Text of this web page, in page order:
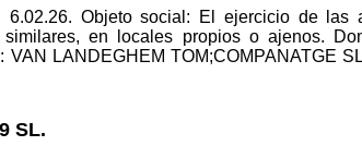
6.02.26. Objeto social: El ejercicio de las
similares, en locales propios o ajenos.
LANDEGHEM TOM;COMPANATGE
SL.